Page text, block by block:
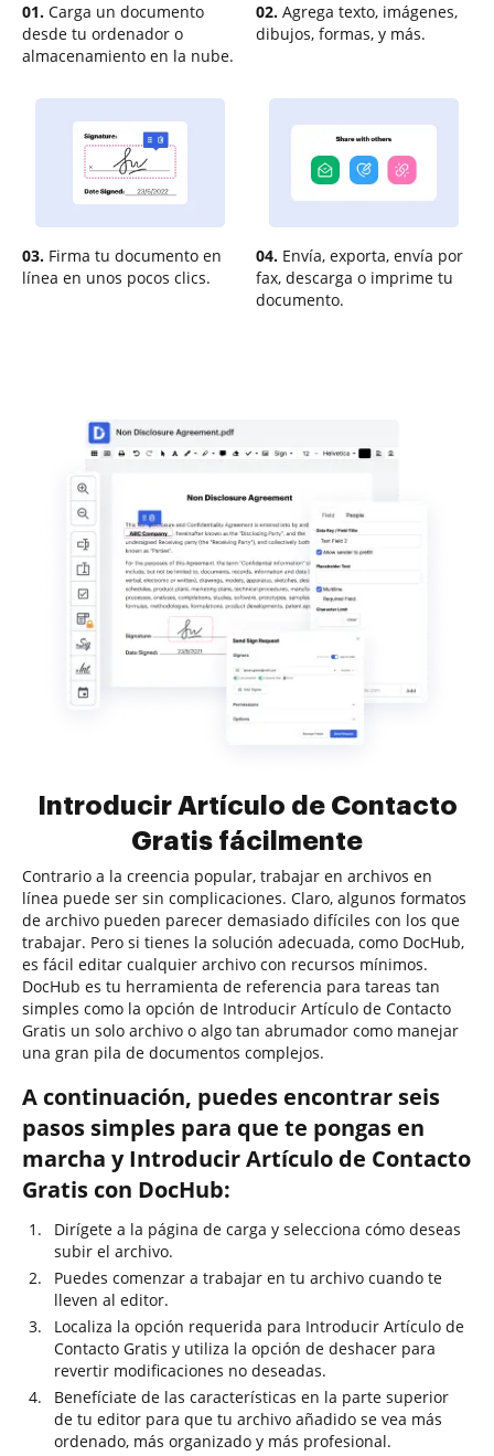
01. Carga un documento
desde tu ordenador o
almacenamiento en la nube.
02. Agrega texto, imágenes,
dibujos, formas, y más.
03. Firma tu documento en
línea en unos pocos clics.
04. Envía, exporta, envía por
fax, descarga o imprime tu
documento.
Introducir Artículo de Contacto
Gratis fácilmente
Contrario a la creencia popular, trabajar en archivos en
línea puede ser sin complicaciones. Claro, algunos formatos
de archivo pueden parecer demasiado difíciles con los que
trabajar. Pero si tienes la solución adecuada, como DocHub,
es fácil editar cualquier archivo con recursos mínimos.
DocHub es tu herramienta de referencia para tareas tan
simples como la opción de Introducir Artículo de Contacto
Gratis un solo archivo o algo tan abrumador como manejar
una gran pila de documentos complejos.
A continuación, puedes encontrar seis
pasos simples para que te pongas en
marcha y Introducir Artículo de Contacto
Gratis con DocHub:
Dirígete a la página de carga y selecciona cómo deseas
subir el archivo.
Puedes comenzar a trabajar en tu archivo cuando te
lleven al editor.
Localiza la opción requerida para Introducir Artículo de
Contacto Gratis y utiliza la opción de deshacer para
revertir modificaciones no deseadas.
Benefíciate de las características en la parte superior
de tu editor para que tu archivo añadido se vea más
ordenado, más organizado y más profesional.